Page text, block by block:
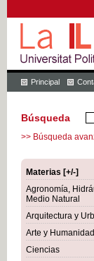
Principal
Búsqueda
>> Búsqueda
Materias [+/-]
Agronomía,
Medio Natural
Arquitectura y
Arte y
Ciencias